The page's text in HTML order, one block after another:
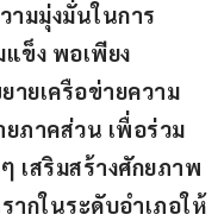
ามมุ่งมั่นในการ
ข็ง พอเพียง
ายเครือข่ายความ
ภาคส่วน เพื่อร่วม
เสริมสร้างศักยภาพ
กในระดับอำเภอให้